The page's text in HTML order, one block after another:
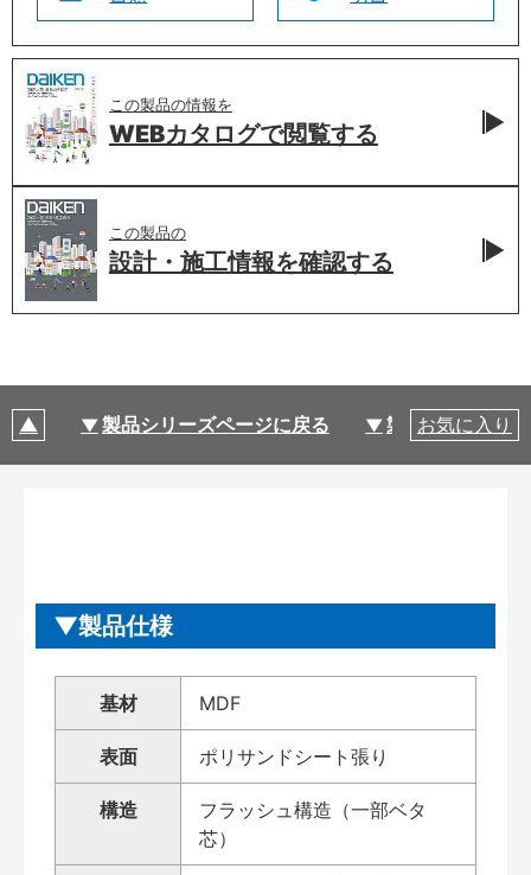
この製品の情報を
WEBカタログで閲覧する
この製品の
設計・施工情報を確認する
製品シリーズページに戻る 製品仕様
お気に入り
製品仕様
基材 MDF
表面 ポリサンドシート張り
構造
フラッシュ構造（一部ベタ
芯）